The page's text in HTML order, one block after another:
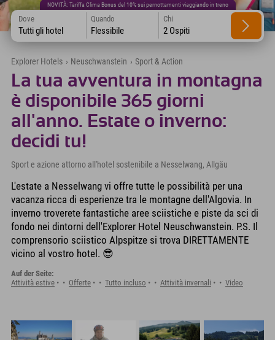
NOVITÀ: Tariffa Clima Bonus del 10% sui pernottamenti viaggiando in treno
Dove
Tutti gli hotel
Quando
Flessibile
Chi
2 Ospiti
Explorer Hotels › Neuschwanstein › Sport & Action
La tua avventura in montagna
è disponibile 365 giorni
all'anno. Estate o inverno:
decidi tu!
Sport e azione attorno all'hotel sostenibile a Nesselwang, Allgäu
L'estate a Nesselwang vi offre tutte le possibilità per una
vacanza ricca di esperienze tra le montagne dell'Algovia. In
inverno troverete fantastiche aree sciistiche e piste da sci di
fondo nei dintorni dell'Explorer Hotel Neuschwanstein. P.S. Il
comprensorio sciistico Alpspitze si trova DIRETTAMENTE
vicino al vostro hotel. 😎
Auf der Seite:
Attività estive
Offerte Tutto incluso Attività invernali Video